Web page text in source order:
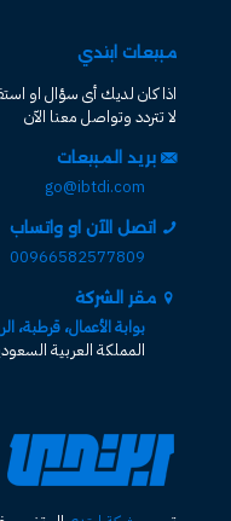
مبيعات ابتدي
اذا كان لديك أى سؤال او
لا تتردد وتواصل معنا الآن
بريد المبيعات
go@ibtdi.com
اتصل الآن او واتساب
00966582577809
مقر الشركة
بوابة الأعمال، قرطبة،
المملكة العربية